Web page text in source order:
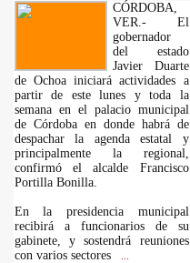
CÓRDOBA,
VER.- El
gobernador
del estado
Javier Duarte
de Ochoa iniciará actividades a
partir de este lunes y toda la
semana en el palacio municipal
de Córdoba en donde habrá de
despachar la agenda estatal y
principalmente la regional,
confirmó el alcalde Francisco
Portilla Bonilla.
En la presidencia municipal
recibirá a funcionarios de su
gabinete, y sostendrá reuniones
con varios sectores